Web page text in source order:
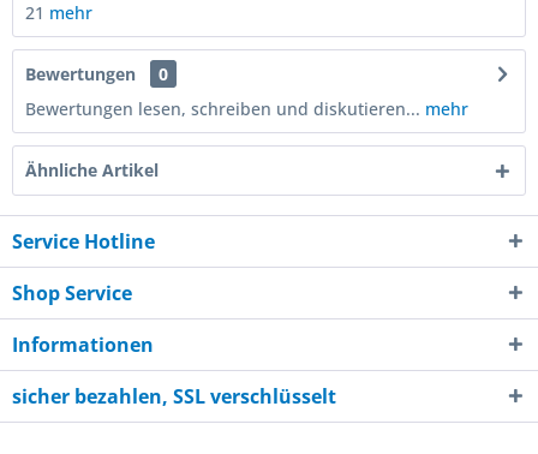
21 mehr
Bewertungen
0
Bewertungen lesen, schreiben und diskutieren... mehr
Ähnliche Artikel
Service Hotline
Shop Service
Informationen
sicher bezahlen, SSL verschlüsselt